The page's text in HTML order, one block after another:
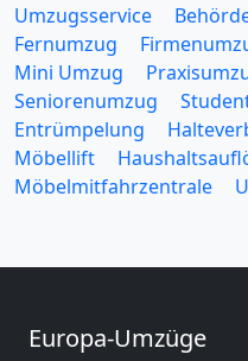
Umzugsservice
Fernumzug
Mini Umzug
Seniorenumzug
Entrümpelung
Möbellift
Möbelmitfahrzentrale
Europa-Umzüge